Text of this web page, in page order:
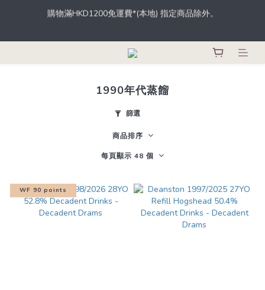
根據香港法律，不得於業務過程中，向未成年人士售賣或供應令人
獲取積分，積分更可當錢用。
根據香港法律，不得於業務過程中，向未成年人士售賣或供應令人
醺醉的酒類。
1990年代蒸餾
篩選
商品排序
每頁顯示 48 個
WF 90 points